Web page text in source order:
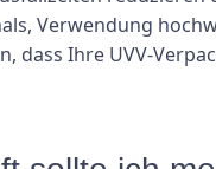
Verwendung
dass Ihre UVV-